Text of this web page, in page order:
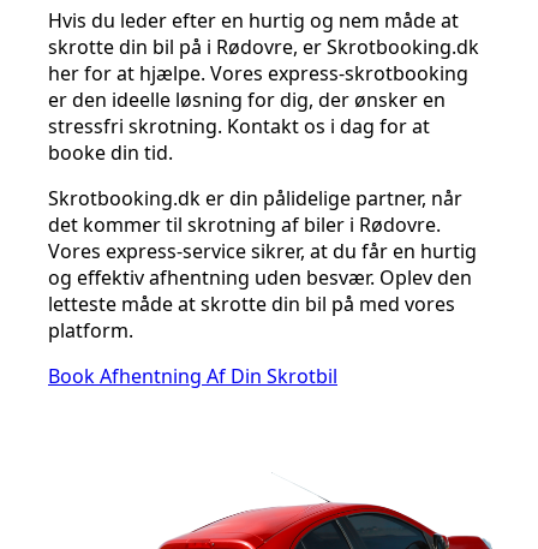
Hvis du leder efter en hurtig og nem måde at
skrotte din bil på i Rødovre, er Skrotbooking.dk
her for at hjælpe. Vores express-skrotbooking
er den ideelle løsning for dig, der ønsker en
stressfri skrotning. Kontakt os i dag for at
booke din tid.
Skrotbooking.dk er din pålidelige partner, når
det kommer til skrotning af biler i Rødovre.
Vores express-service sikrer, at du får en hurtig
og effektiv afhentning uden besvær. Oplev den
letteste måde at skrotte din bil på med vores
platform.
Book Afhentning Af Din Skrotbil